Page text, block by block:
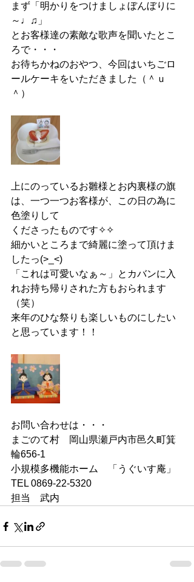
まず「明かりをつけましょぼんぼりに
～♩♫」
とお客様達の素敵な歌声を聞いたとこ
ろで・・・
お待ちかねのおやつ、今回はいちごロ
ールケーキをいただきました（＾ｕ
＾）
上にのっているお雛様とお内裏様の旗
は、一つ一つお客様が、この日の為に
色塗りして
くださったものです✧✧
細かいところまで綺麗に塗って頂けま
したっ(>_<)
「これは可愛いなぁ～」とカバンに入
れお持ち帰りされた方もおられます
（笑）
来年のひな祭りも楽しいものにしたい
と思っています！！
お問い合わせは・・・
まごのて村　岡山県瀬戸内市邑久町箕
輪656-1
小規模多機能ホーム　「うぐいす庵」
TEL 0869-22-5320
担当　武内